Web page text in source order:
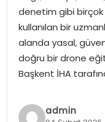
SPOR
MAGAZIN
denetim gibi
kullanılan bir
alanda yasal,
doğru bir drone
Başkent İHA
admin